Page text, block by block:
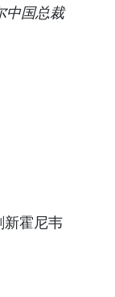
中国总裁
新霍尼韦